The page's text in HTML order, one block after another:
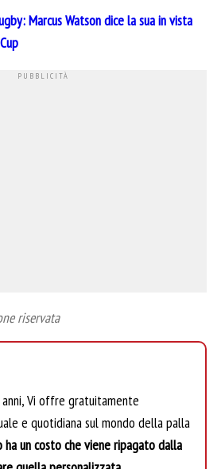
Marcus Watson dice la sua in vista
riservata
Vi offre gratuitamente
e quotidiana sul mondo della palla
un costo che viene ripagato dalla